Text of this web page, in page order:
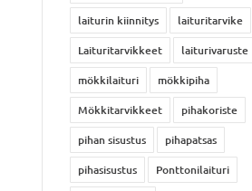
laiturin kiinnitys
laituritarvike
Laituritarvikkeet
laiturivaruste
mökkilaituri
mökkipiha
Mökkitarvikkeet
pihakoriste
pihan sisustus
pihapatsas
pihasisustus
Ponttonilaituri